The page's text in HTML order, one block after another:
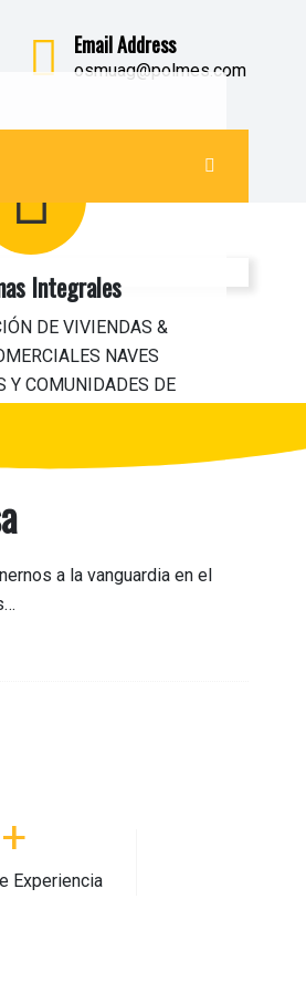
Email Address
osmuag@polmes.com
Integrales
DE VIVIENDAS &
NAVES
Y COMUNIDADES DE
a la vanguardia en el
Experiencia